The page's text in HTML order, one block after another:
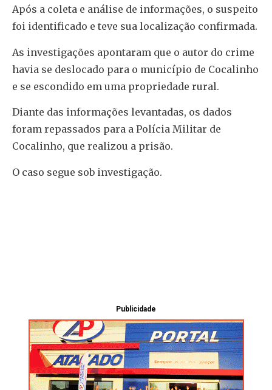
Após a coleta e análise de informações, o suspeito
foi identificado e teve sua localização confirmada.
As investigações apontaram que o autor do crime
havia se deslocado para o município de Cocalinho
e se escondido em uma propriedade rural.
Diante das informações levantadas, os dados
foram repassados para a Polícia Militar de
Cocalinho, que realizou a prisão.
O caso segue sob investigação.
Publicidade